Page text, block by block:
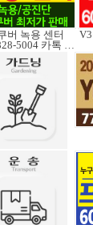
버 녹용 센터
604-828-5004 카톡 Elkcanada